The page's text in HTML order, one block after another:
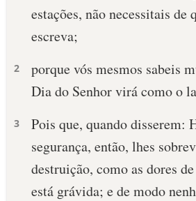
estações, não necessitais de
escreva;
2
porque vós mesmos sabeis
Dia do Senhor virá como o
3
Pois que, quando disserem:
segurança, então, lhes
destruição, como as dores
está grávida; e de modo